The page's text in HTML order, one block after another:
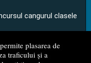
plasarea de
traficului și a
cangurul clasele